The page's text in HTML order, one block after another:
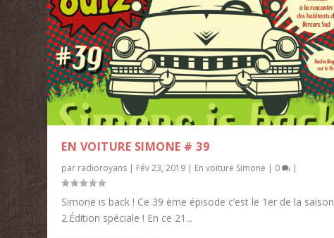
EN VOITURE SIMONE # 39
par radioroyans | Fév 23, 2019 | En voiture Simone | 0 |
Simone is back ! Ce 39 ème épisode c’est le 1er de la saison
2.Édition spéciale ! En ce 21...